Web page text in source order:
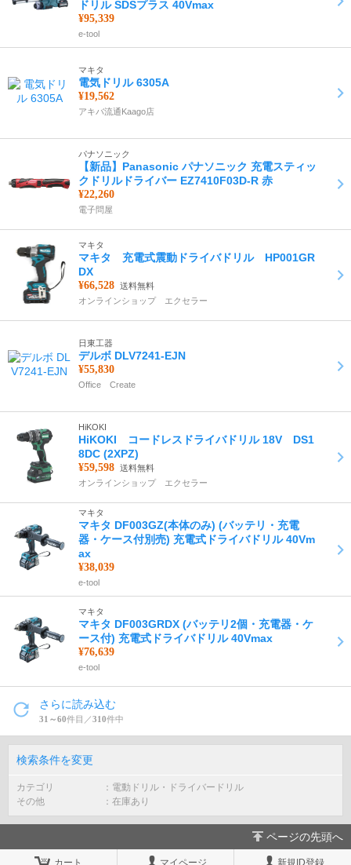
ドリル SDSプラス 40Vmax
¥95,339
e-tool
マキタ
電気ドリル 6305A
¥19,562
アキバ流通Kaago店
パナソニック
【新品】Panasonic パナソニック 充電スティッ
クドリルドライバー EZ7410F03D-R 赤
¥22,260
電子問屋
マキタ
マキタ 充電式震動ドライバドリル HP001GR
DX
¥66,528 送料無料
オンラインショップ エクセラー
日東工器
デルボ DLV7241-EJN
¥55,830
Office Create
HiKOKI
HiKOKI コードレスドライバドリル 18V DS1
8DC (2XPZ)
¥59,598 送料無料
オンラインショップ エクセラー
マキタ
マキタ DF003GZ(本体のみ) (バッテリ・充電
器・ケース付別売) 充電式ドライバドリル 40Vm
ax
¥38,039
e-tool
マキタ
マキタ DF003GRDX (バッテリ2個・充電器・ケ
ース付) 充電式ドライバドリル 40Vmax
¥76,639
e-tool
さらに読み込む
31～60件目／310件中
検索条件を変更
カテゴリ
電動ドリル・ドライバードリル
その他
在庫あり
ページの先頭へ
カート マイページ 新規ID登録